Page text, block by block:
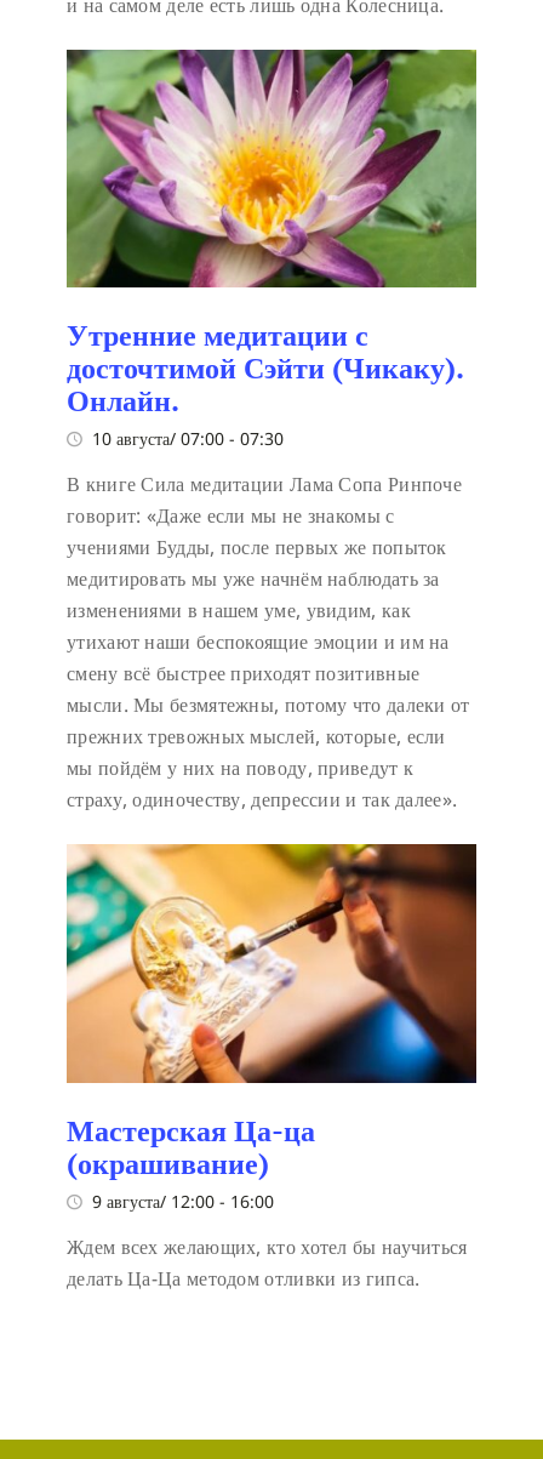
Утренние медитации с
досточтимой Сэйти (Чикаку).
Онлайн.
10 августа/ 07:00 - 07:30
В книге Сила медитации Лама Сопа Ринпоче
говорит: «Даже если мы не знакомы с
учениями Будды, после первых же попыток
медитировать мы уже начнём наблюдать за
изменениями в нашем уме, увидим, как
утихают наши беспокоящие эмоции и им на
смену всё быстрее приходят позитивные
мысли. Мы безмятежны, потому что далеки от
прежних тревожных мыслей, которые, если
мы пойдём у них на поводу, приведут к
страху, одиночеству, депрессии и так далее».
Мастерская Ца-ца
(окрашивание)
9 августа/ 12:00 - 16:00
Ждем всех желающих, кто хотел бы научиться
делать Ца-Ца методом отливки из гипса.